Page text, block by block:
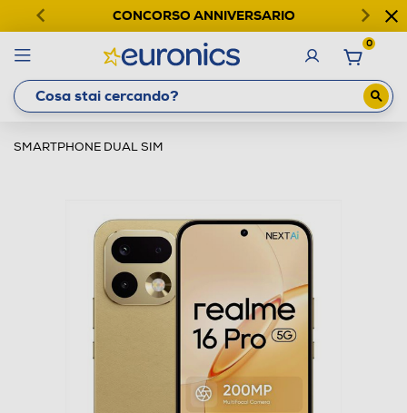
CONCORSO ANNIVERSARIO
0
SMARTPHONE DUAL SIM